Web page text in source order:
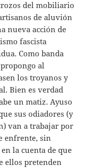
del mobiliario
de aluvión
nueva acción de
fascista
Como banda
al
los troyanos y
Bien es verdad
un matiz. Ayuso
sus odiadores (y
van a trabajar por
enfrente, sin
la cuenta de que
ellos pretenden